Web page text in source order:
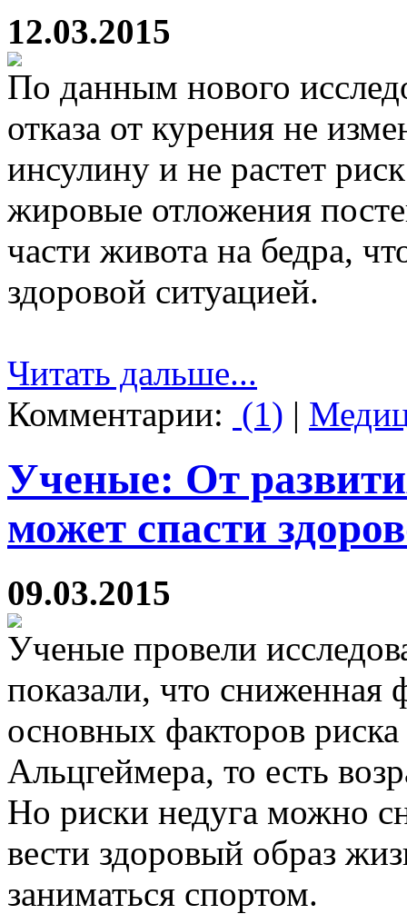
12.03.2015
По данным нового
отказа от курения не
инсулину и не растет
жировые отложения
части живота на бедра,
здоровой ситуацией.
Читать дальше...
Комментарии: (1) |
Ученые: От
может спасти
09.03.2015
Ученые провели
показали, что сниженная
основных факторов риска
Альцгеймера, то есть
Но риски недуга можно
вести здоровый образ
заниматься спортом.